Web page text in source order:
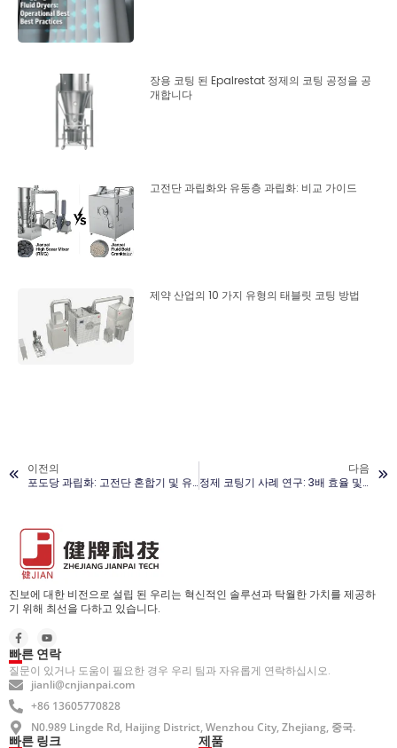
장용 코팅 된 Epalrestat 정제의 코팅 공정을 공
개합니다
고전단 과립화와 유동층 과립화: 비교 가이드
제약 산업의 10 가지 유형의 태블릿 코팅 방법
이전의
포도당 과립화: 고전단 혼합기 및 유동층 건조기
다음
정제 코팅기 사례 연구: 3배 효율 및 99.5% 수율
진보에 대한 비전으로 설립 된 우리는 혁신적인 솔루션과 탁월한 가치를 제공하
기 위해 최선을 다하고 있습니다.
빠른 링크 제품
빠른 연락
질문이 있거나 도움이 필요한 경우 우리 팀과 자유롭게 연락하십시오.
jianli@cnjianpai.com
+86 13605770828
N0.989 Lingde Rd, Haijing District, Wenzhou City, Zhejiang, 중국.